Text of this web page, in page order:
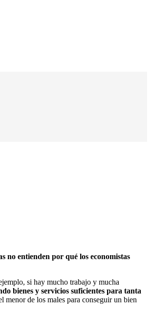
no entienden por qué los economistas
si hay mucho trabajo y mucha
bienes y servicios suficientes para tanta
menor de los males para conseguir un bien